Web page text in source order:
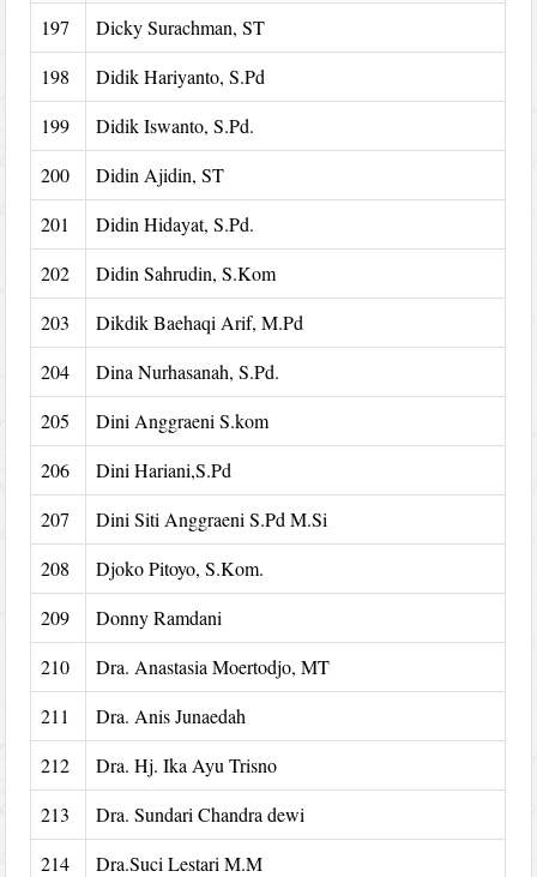
197
Dicky Surachman, ST
198
Didik Hariyanto, S.Pd
199
Didik Iswanto, S.Pd.
200
Didin Ajidin, ST
201
Didin Hidayat, S.Pd.
202
Didin Sahrudin, S.Kom
203
Dikdik Baehaqi Arif, M.Pd
204
Dina Nurhasanah, S.Pd.
205
Dini Anggraeni S.kom
206
Dini Hariani,S.Pd
207
Dini Siti Anggraeni S.Pd M.Si
208
Djoko Pitoyo, S.Kom.
209
Donny Ramdani
210
Dra. Anastasia Moertodjo, MT
211
Dra. Anis Junaedah
212
Dra. Hj. Ika Ayu Trisno
213
Dra. Sundari Chandra dewi
214
Dra.Suci Lestari M.M